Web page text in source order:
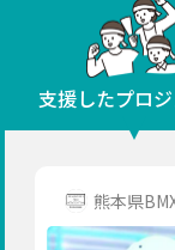
地域からさが
福島
茨城 栃木
東京
神奈川
新潟 富山
長野
岐阜
支援したプロ
熊本県